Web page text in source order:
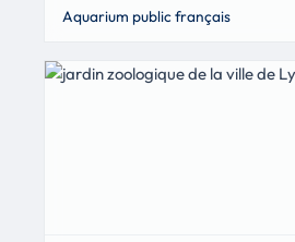
Aquarium public français